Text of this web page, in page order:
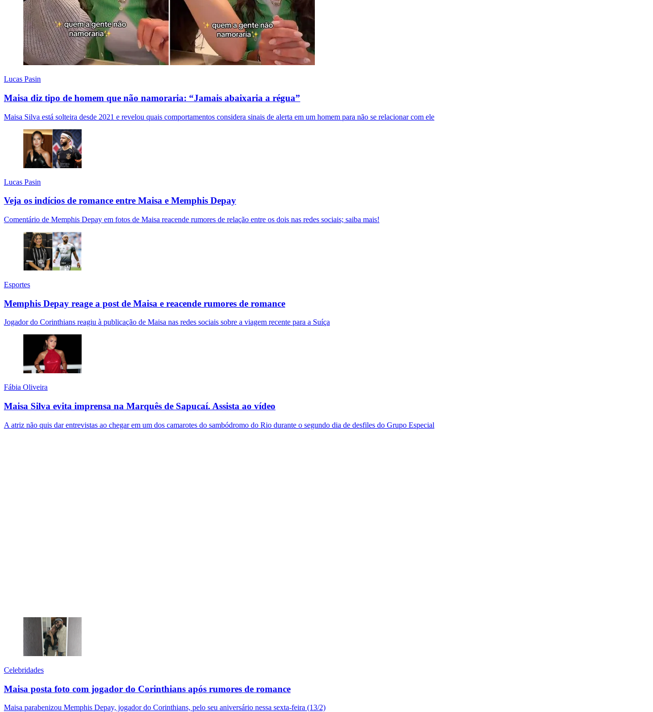
Lucas Pasin
Maisa diz tipo de homem que não namoraria: “Jamais abaixaria a régua”
Maisa Silva está solteira desde 2021 e revelou quais comportamentos considera sinais de alerta em um homem para não se relacionar com ele
Lucas Pasin
Veja os indícios de romance entre Maisa e Memphis Depay
Comentário de Memphis Depay em fotos de Maisa reacende rumores de relação entre os dois nas redes sociais; saiba mais!
Esportes
Memphis Depay reage a post de Maisa e reacende rumores de romance
Jogador do Corinthians reagiu à publicação de Maisa nas redes sociais sobre a viagem recente para a Suíça
Fábia Oliveira
Maisa Silva evita imprensa na Marquês de Sapucaí. Assista ao vídeo
A atriz não quis dar entrevistas ao chegar em um dos camarotes do sambódromo do Rio durante o segundo dia de desfiles do Grupo Especial
Celebridades
Maisa posta foto com jogador do Corinthians após rumores de romance
Maisa parabenizou Memphis Depay, jogador do Corinthians, pelo seu aniversário nessa sexta-feira (13/2)